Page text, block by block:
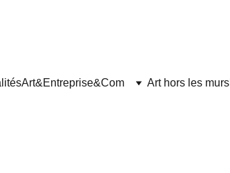
Art&Entreprise&Com Art hors les murs